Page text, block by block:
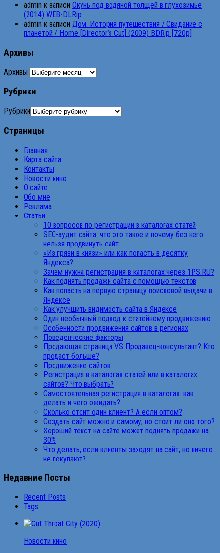
admin к записи Окунь под водяной толщей в глухозимье
(2014) WEB-DLRip
admin к записи Дом. История путешествия / Свидание с
планетой / Home [Director’s Cut] (2009) BDRip [720p]
Архивы
Архивы
Рубрики
Рубрики
Страницы
Главная
Карта сайта
Контакты
Новости кино
О сайте
Обо мне
Реклама
Статьи
10 вопросов по регистрации в каталогах статей
SEO-аудит сайта: что это такое и почему без него
нельзя продвинуть сайт
«Из грязи в князи» или как попасть в десятку
Яндекса?
Зачем нужна регистрация в каталогах через 1PS.RU?
Как поднять продажи сайта с помощью текстов
Как попасть на первую страницу поисковой выдачи в
Яндексе
Как улучшить видимость сайта в Яндексе
Один необычный подход к статейному продвижению
Особенности продвижения сайтов в регионах
Поведенческие факторы
Продающая страница VS Продавец-консультант? Кто
продаст больше?
Продвижение сайтов
Регистрация в каталогах статей или в каталогах
сайтов? Что выбрать?
Самостоятельная регистрация в каталогах: как
делать и чего ожидать?
Сколько стоит один клиент? А если оптом?
Создать сайт можно и самому, но стоит ли оно того?
Хороший текст на сайте может поднять продажи на
30%
Что делать, если клиенты заходят на сайт, но ничего
не покупают?
Недавние Посты
Recent Posts
Tags
Новости кино